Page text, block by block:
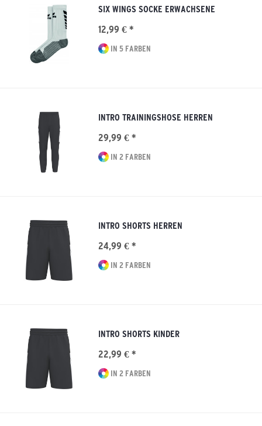
SIX WINGS SOCKE ERWACHSENE
12,99 € *
IN 5 FARBEN
INTRO TRAININGSHOSE HERREN
29,99 € *
IN 2 FARBEN
INTRO SHORTS HERREN
24,99 € *
IN 2 FARBEN
INTRO SHORTS KINDER
22,99 € *
IN 2 FARBEN